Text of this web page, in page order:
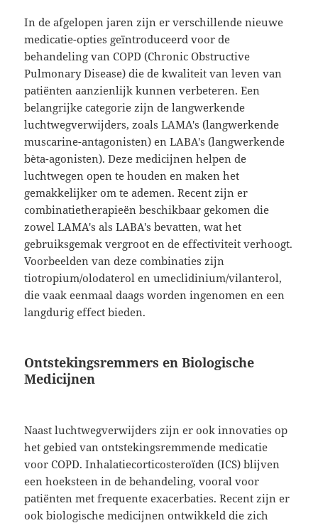
In de afgelopen jaren zijn er verschillende nieuwe
medicatie-opties geïntroduceerd voor de
behandeling van COPD (Chronic Obstructive
Pulmonary Disease) die de kwaliteit van leven van
patiënten aanzienlijk kunnen verbeteren. Een
belangrijke categorie zijn de langwerkende
luchtwegverwijders, zoals LAMA's (langwerkende
muscarine-antagonisten) en LABA's (langwerkende
bèta-agonisten). Deze medicijnen helpen de
luchtwegen open te houden en maken het
gemakkelijker om te ademen. Recent zijn er
combinatietherapieën beschikbaar gekomen die
zowel LAMA's als LABA's bevatten, wat het
gebruiksgemak vergroot en de effectiviteit verhoogt.
Voorbeelden van deze combinaties zijn
tiotropium/olodaterol en umeclidinium/vilanterol,
die vaak eenmaal daags worden ingenomen en een
langdurig effect bieden.
Ontstekingsremmers en Biologische
Medicijnen
Naast luchtwegverwijders zijn er ook innovaties op
het gebied van ontstekingsremmende medicatie
voor COPD. Inhalatiecorticosteroïden (ICS) blijven
een hoeksteen in de behandeling, vooral voor
patiënten met frequente exacerbaties. Recent zijn er
ook biologische medicijnen ontwikkeld die zich